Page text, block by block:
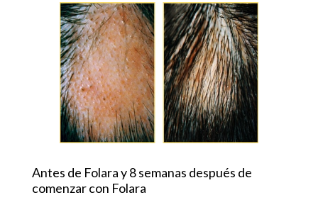
Antes de Folara y 8 semanas después de
comenzar con Folara